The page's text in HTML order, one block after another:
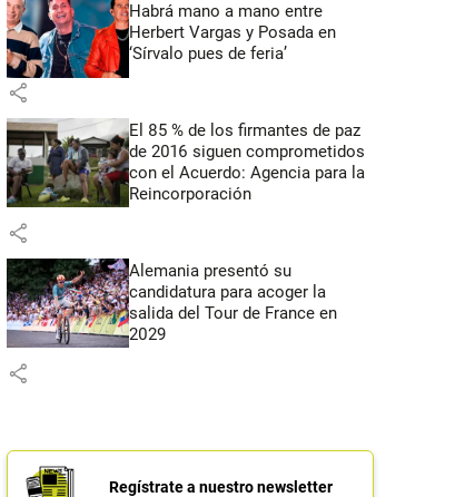
Habrá mano a mano entre
Herbert Vargas y Posada en
‘Sírvalo pues de feria’
share
El 85 % de los firmantes de paz
de 2016 siguen comprometidos
con el Acuerdo: Agencia para la
Reincorporación
share
Alemania presentó su
candidatura para acoger la
salida del Tour de France en
2029
share
Regístrate a nuestro newsletter